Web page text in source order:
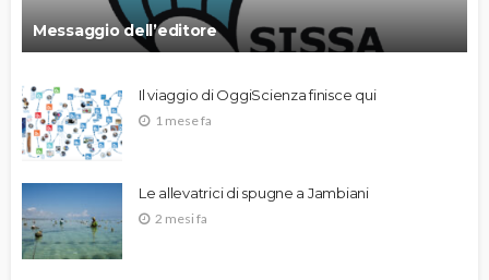
Messaggio dell’editore
Il viaggio di OggiScienza finisce qui
1 mese fa
Le allevatrici di spugne a Jambiani
2 mesi fa